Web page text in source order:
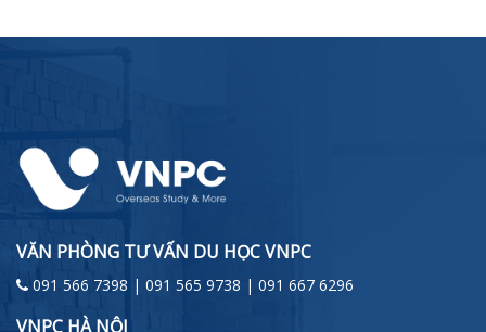
VĂN PHÒNG TƯ VẤN DU HỌC VNPC
091 566 7398 | 091 565 9738 | 091 667 6296
VNPC HÀ NỘI